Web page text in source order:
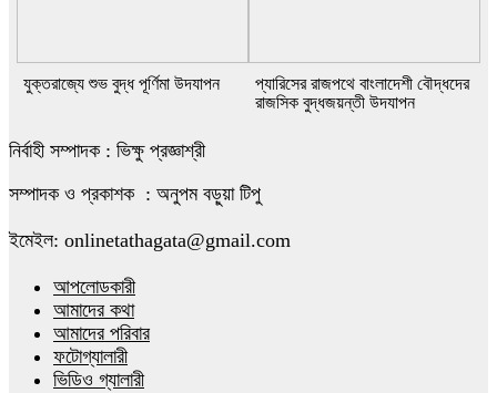
যুক্তরাজ্যে শুভ বুদ্ধ পূর্ণিমা উদযাপন
প্যারিসের রাজপথে বাংলাদেশী বৌদ্ধদের
রাজসিক বুদ্ধজয়ন্তী উদযাপন
নির্বাহী সম্পাদক : ভিক্ষু প্রজ্ঞাশ্রী
সম্পাদক ও প্রকাশক : অনুপম বড়ুয়া টিপু
ইমেইল: onlinetathagata@gmail.com
আপলোডকারী
আমাদের কথা
আমাদের পরিবার
ফটোগ্যালারী
ভিডিও গ্যালারী